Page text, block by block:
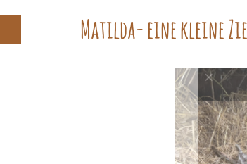
Matilda- eine kleine